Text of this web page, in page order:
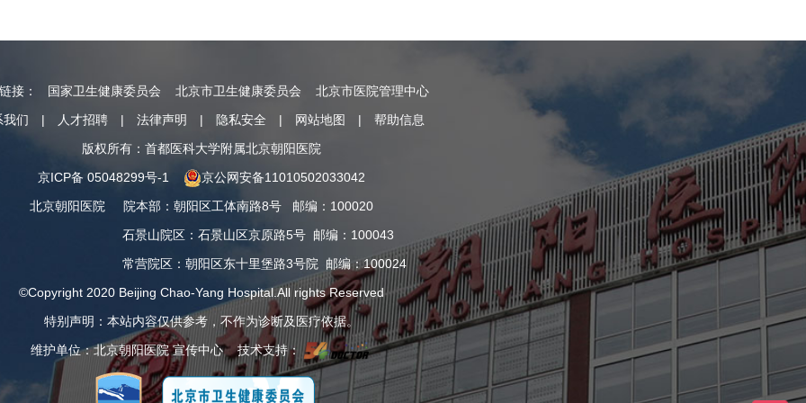
接： 国家卫生健康委员会 北京市卫生健康委员会
北京市医院管理中心
我们
| 人才招聘 | 法律声明 | 隐私安全 | 网站地图 |
帮助信息
版权所有：首都医科大学附属北京朝阳医院
京ICP备 05048299号-1
京公网安备11010502033042
北京朝阳医院
院本部 ： 朝阳区工体南路8号 邮编：100020
石景山院区 ： 石景山区京原路5号 邮编：100043
常营院区 ： 朝阳区东十里堡路3号院 邮编：100024
©Copyright 2020 Beijing Chao-Yang Hospital.All rights Reserved
特别声明：本站内容仅供参考，不作为诊断及医疗依据。
维护单位：北京朝阳医院 宣传中心 技术支持：